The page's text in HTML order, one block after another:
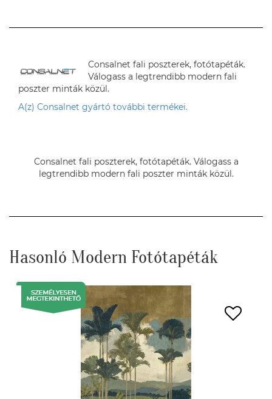
Consalnet fali poszterek, fotótapéták.
Válogass a legtrendibb modern fali
poszter minták közül.
A(z) Consalnet gyártó további termékei.
Consalnet fali poszterek, fotótapéták. Válogass a
legtrendibb modern fali poszter minták közül.
Hasonló Modern Fotótapéták